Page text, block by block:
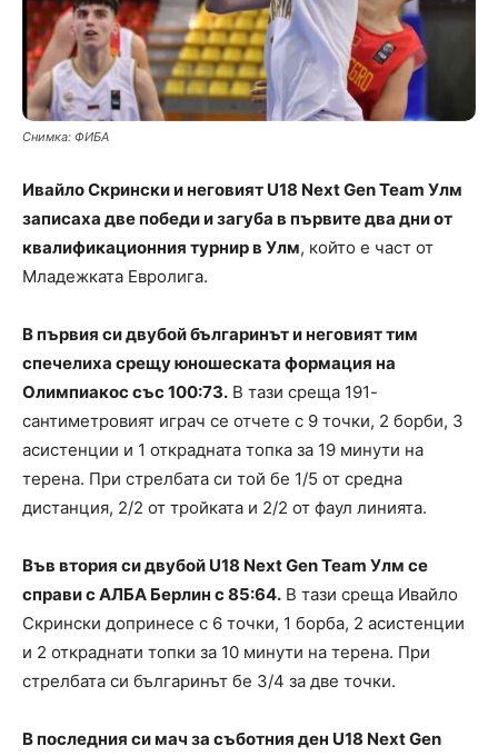
Снимка: ФИБА
Ивайло Скрински и неговият U18 Next Gen Team Улм
записаха две победи и загуба в първите два дни от
квалификационния турнир в Улм, който е част от
Младежката Евролига.
В първия си двубой българинът и неговият тим
спечелиха срещу юношеската формация на
Олимпиакос със 100:73. В тази среща 191-
сантиметровият играч се отчете с 9 точки, 2 борби, 3
асистенции и 1 открадната топка за 19 минути на
терена. При стрелбата си той бе 1/5 от средна
дистанция, 2/2 от тройката и 2/2 от фаул линията.
Във втория си двубой U18 Next Gen Team Улм се
справи с АЛБА Берлин с 85:64. В тази среща Ивайло
Скрински допринесе с 6 точки, 1 борба, 2 асистенции
и 2 откраднати топки за 10 минути на терена. При
стрелбата си българинът бе 3/4 за две точки.
В последния си мач за съботния ден U18 Next Gen